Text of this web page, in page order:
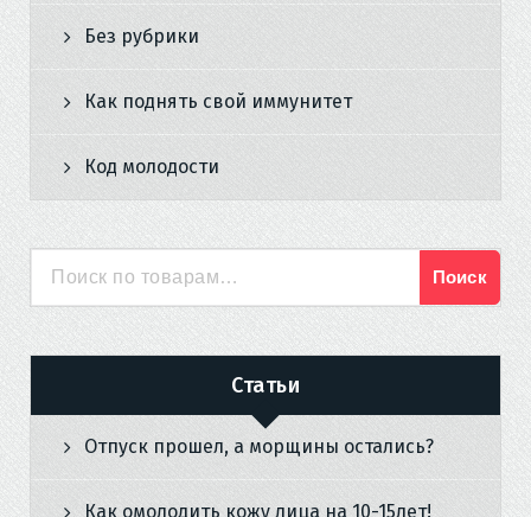
Без рубрики
Как поднять свой иммунитет
Код молодости
Поиск
Статьи
Отпуск прошел, а морщины остались?
Как омолодить кожу лица на 10-15лет!